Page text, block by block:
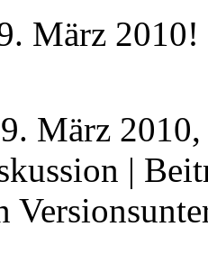
März 2010!
März
|